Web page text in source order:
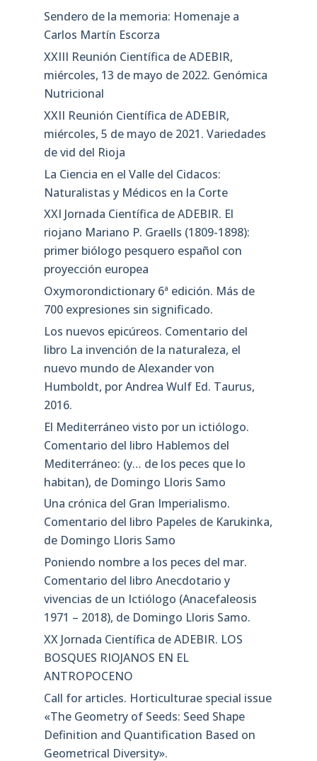
Sendero de la memoria: Homenaje a
Carlos Martín Escorza
XXIII Reunión Científica de ADEBIR,
miércoles, 13 de mayo de 2022. Genómica
Nutricional
XXII Reunión Científica de ADEBIR,
miércoles, 5 de mayo de 2021. Variedades
de vid del Rioja
La Ciencia en el Valle del Cidacos:
Naturalistas y Médicos en la Corte
XXI Jornada Científica de ADEBIR. El
riojano Mariano P. Graells (1809-1898):
primer biólogo pesquero español con
proyección europea
Oxymorondictionary 6ª edición. Más de
700 expresiones sin significado.
Los nuevos epicúreos. Comentario del
libro La invención de la naturaleza, el
nuevo mundo de Alexander von
Humboldt, por Andrea Wulf Ed. Taurus,
2016.
El Mediterráneo visto por un ictiólogo.
Comentario del libro Hablemos del
Mediterráneo: (y… de los peces que lo
habitan), de Domingo Lloris Samo
Una crónica del Gran Imperialismo.
Comentario del libro Papeles de Karukinka,
de Domingo Lloris Samo
Poniendo nombre a los peces del mar.
Comentario del libro Anecdotario y
vivencias de un Ictiólogo (Anacefaleosis
1971 – 2018), de Domingo Lloris Samo.
XX Jornada Científica de ADEBIR. LOS
BOSQUES RIOJANOS EN EL
ANTROPOCENO
Call for articles. Horticulturae special issue
«The Geometry of Seeds: Seed Shape
Definition and Quantification Based on
Geometrical Diversity»​.